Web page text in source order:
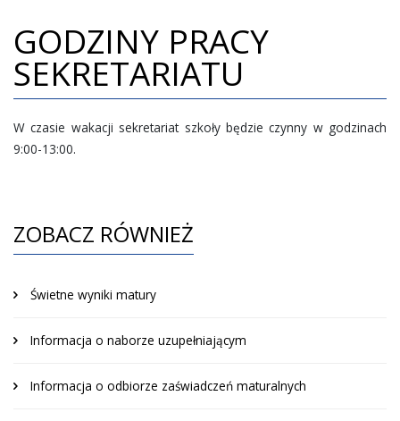
KONTAKT
GODZINY PRACY
SEKRETARIATU
W czasie wakacji sekretariat szkoły będzie czynny w godzinach
9:00-13:00.
ZOBACZ RÓWNIEŻ
Świetne wyniki matury
Informacja o naborze uzupełniającym
Informacja o odbiorze zaświadczeń maturalnych